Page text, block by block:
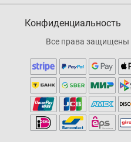
Конфиденциальность
Все права защищены